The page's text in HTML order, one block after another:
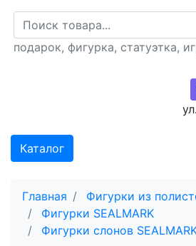
подарок, фигурка, статуэтка,
Каталог
Главная
Фигурки из
Фигурки SEALMARK
Фигурки слонов